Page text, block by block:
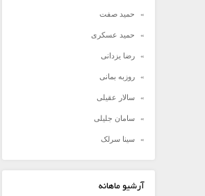
حمید صفت
حمید عسکری
رضا یزدانی
روزبه بمانی
سالار عقیلی
سامان جلیلی
سینا سرلک
شادمهر عقیلی
آرشیو ماهانه